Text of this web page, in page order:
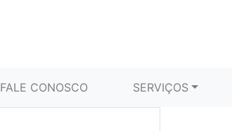
FALE CONOSCO SERVIÇOS